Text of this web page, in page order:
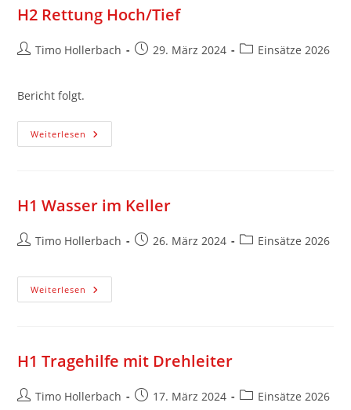
H2 Rettung Hoch/Tief
Timo Hollerbach 29. März 2024 Einsätze 2026
Bericht folgt.
Weiterlesen
H1 Wasser im Keller
Timo Hollerbach 26. März 2024 Einsätze 2026
Weiterlesen
H1 Tragehilfe mit Drehleiter
Timo Hollerbach 17. März 2024 Einsätze 2026